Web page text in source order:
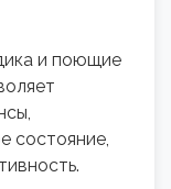
и поющие
состояние,